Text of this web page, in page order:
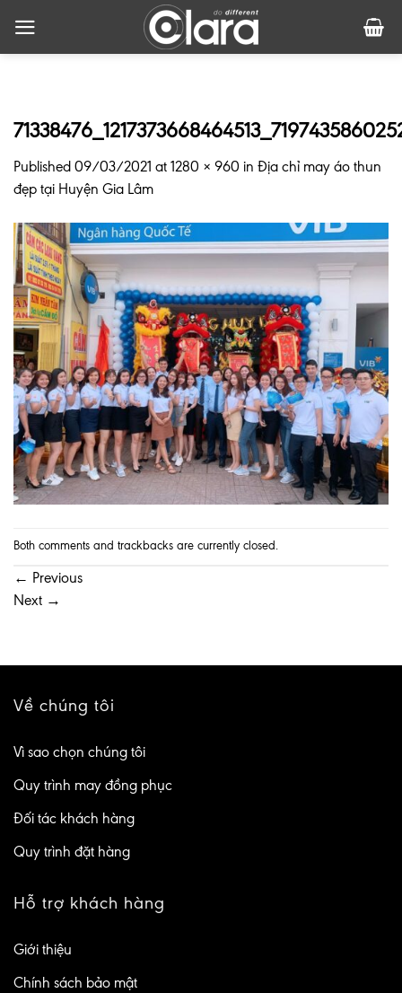
content
Published 09/03/2021 at 1280 × 960 in Địa chỉ may áo thun
đẹp tại Huyện Gia Lâm
Both comments and trackbacks are currently closed.
← Previous
Next →
Về chúng tôi
Vì sao chọn chúng tôi
Quy trình may đồng phục
Đối tác khách hàng
Quy trình đặt hàng
Hỗ trợ khách hàng
Giới thiệu
Chính sách bảo mật